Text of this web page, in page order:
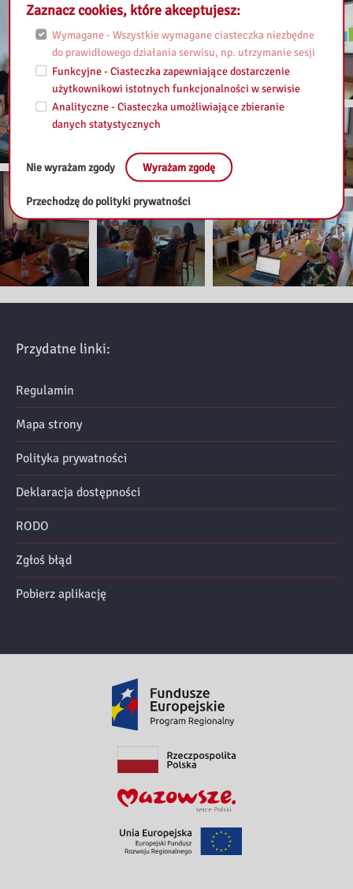
Przydatne linki:
Regulamin
Mapa strony
Polityka prywatności
Deklaracja dostępności
RODO
Zgłoś błąd
Pobierz aplikację
Zaznacz cookies, które akceptujesz:
Wymagane - Wszystkie wymagane ciasteczka niezbędne
do prawidłowego działania serwisu, np. utrzymanie sesji
Funkcyjne - Ciasteczka zapewniające dostarczenie
użytkownikowi istotnych funkcjonalności w serwisie
Analityczne - Ciasteczka umożliwiające zbieranie
danych statystycznych
Nie wyrażam zgody Wyrażam zgodę
Przechodzę do polityki prywatności